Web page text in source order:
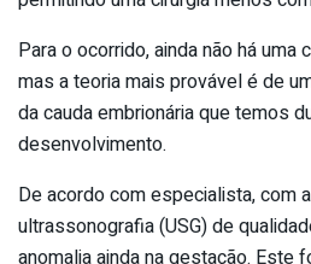
Para o ocorrido, ainda não há
mas a teoria mais provável é de
da cauda embrionária que temos
desenvolvimento.
De acordo com especialista, com
ultrassonografia (USG) de
anomalia ainda na gestação. Este